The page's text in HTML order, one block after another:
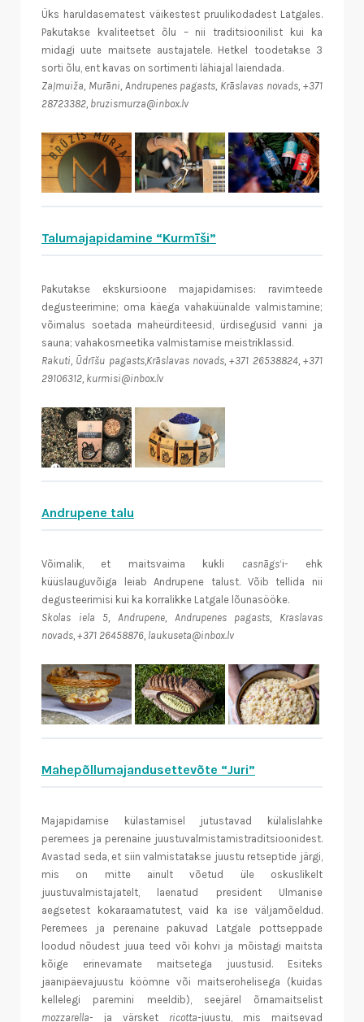
Üks haruldasematest väikestest pruulikodadest Latgales.
Pakutakse kvaliteetset õlu – nii traditsioonilist kui ka
midagi uute maitsete austajatele. Hetkel toodetakse 3
sorti õlu, ent kavas on sortimenti lähiajal laiendada.
Zaļmuiža, Murāni, Andrupenes pagasts, Krāslavas novads, +371
28723382, bruzismurza@inbox.lv
Talumajapidamine “Kurmīši”
Pakutakse ekskursioone majapidamises: ravimteede
degusteerimine; oma käega vahaküünalde valmistamine;
võimalus soetada maheürditeesid, ürdisegusid vanni ja
sauna; vahakosmeetika valmistamise meistriklassid.
Rakuti, Ūdrīšu pagasts,Krāslavas novads, +371 26538824, +371
29106312, kurmisi@inbox.lv
Andrupene talu
Võimalik, et maitsvaima kukli casnāgs‘i- ehk
küüslauguvõiga leiab Andrupene talust. Võib tellida nii
degusteerimisi kui ka korralikke Latgale lõunasööke.
Skolas iela 5, Andrupene, Andrupenes pagasts, Kraslavas
novads, +371 26458876, laukuseta@inbox.lv
Mahepõllumajandusettevõte “Juri”
Majapidamise külastamisel jutustavad külalislahke
peremees ja perenaine juustuvalmistamistraditsioonidest.
Avastad seda, et siin valmistatakse juustu retseptide järgi,
mis on mitte ainult võetud üle oskuslikelt
juustuvalmistajatelt, laenatud president Ulmanise
aegsetest kokaraamatutest, vaid ka ise väljamõeldud.
Peremees ja perenaine pakuvad Latgale pottseppade
loodud nõudest juua teed või kohvi ja mõistagi maitsta
kõige erinevamate maitsetega juustusid. Esiteks
jaanipäevajuustu köömne või maitserohelisega (kuidas
kellelegi paremini meeldib), seejärel õrnamaitselist
mozzarella- ja värsket ricotta-juustu, mis maitsevad